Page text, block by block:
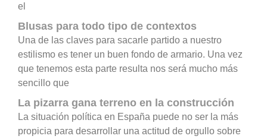
el
Blusas para todo tipo de contextos
Una de las claves para sacarle partido a nuestro
estilismo es tener un buen fondo de armario. Una vez
que tenemos esta parte resulta nos será mucho más
sencillo que
La pizarra gana terreno en la construcción
La situación política en España puede no ser la más
propicia para desarrollar una actitud de orgullo sobre